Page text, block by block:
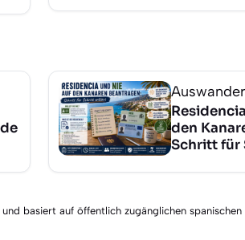
den
Schritt für
basiert auf öffentlich zugänglichen spanischen